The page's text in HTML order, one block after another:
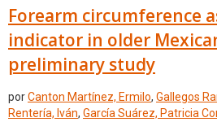
Forearm circumference
indicator in older
preliminary study
porCanton Martínez, Ermilo, Gallegos
Rentería, Iván, García Suárez, Patricia